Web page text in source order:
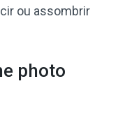
ou assombrir
photo